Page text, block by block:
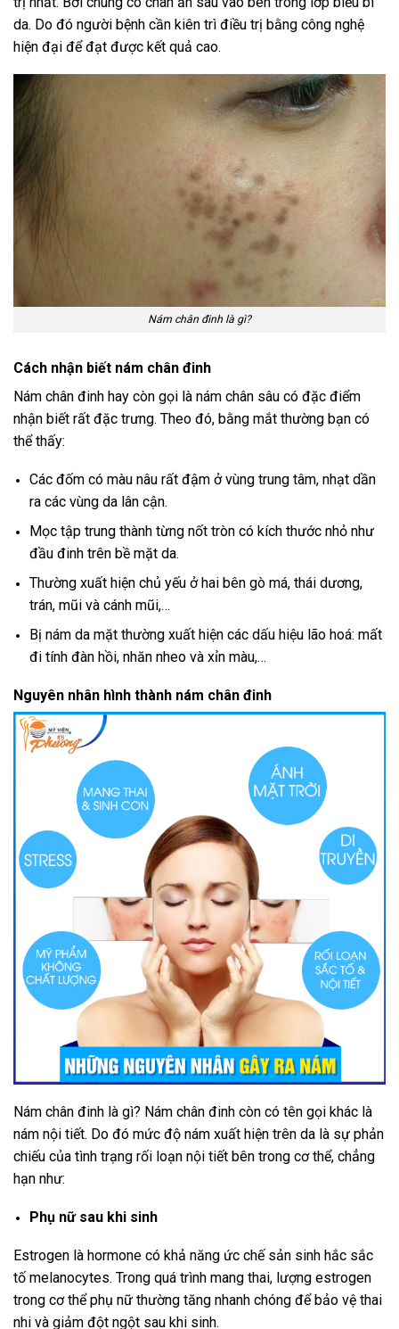
da. Do đó người bệnh cần kiên trì điều trị bằng công nghệ
hiện đại để đạt được kết quả cao.
Nám chân đinh là gì?
Cách nhận biết nám chân đinh
Nám chân đinh hay còn gọi là nám chân sâu có đặc điểm
nhận biết rất đặc trưng. Theo đó, bằng mắt thường bạn có
thể thấy:
Các đốm có màu nâu rất đậm ở vùng trung tâm, nhạt dần
ra các vùng da lân cận.
Mọc tập trung thành từng nốt tròn có kích thước nhỏ như
đầu đinh trên bề mặt da.
Thường xuất hiện chủ yếu ở hai bên gò má, thái dương,
trán, mũi và cánh mũi,…
Bị nám da mặt thường xuất hiện các dấu hiệu lão hoá: mất
đi tính đàn hồi, nhăn nheo và xỉn màu,…
Nguyên nhân hình thành nám chân đinh
Nám chân đinh là gì? Nám chân đinh còn có tên gọi khác là
nám nội tiết. Do đó mức độ nám xuất hiện trên da là sự phản
chiếu của tình trạng rối loạn nội tiết bên trong cơ thể, chẳng
hạn như:
Phụ nữ sau khi sinh
Estrogen là hormone có khả năng ức chế sản sinh hắc sắc
tố melanocytes. Trong quá trình mang thai, lượng estrogen
trong cơ thể phụ nữ thường tăng nhanh chóng để bảo vệ thai
nhi và giảm đột ngột sau khi sinh.